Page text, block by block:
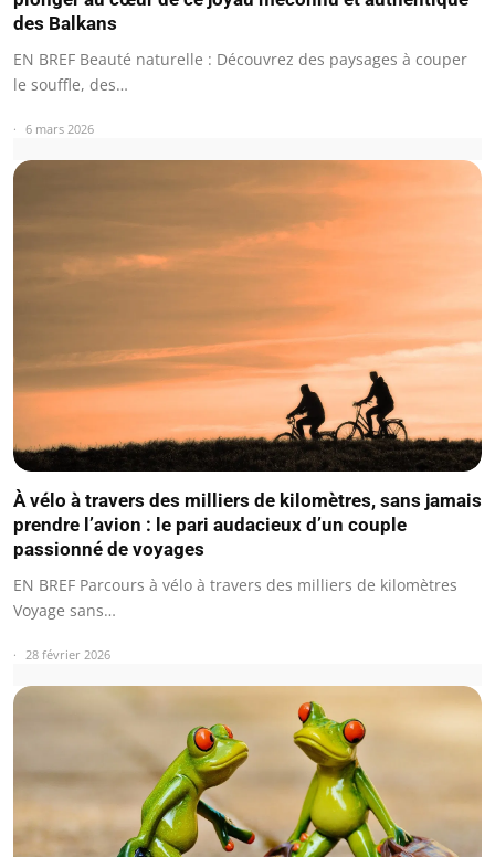
des Balkans
EN BREF Beauté naturelle : Découvrez des paysages à couper
le souffle, des…
6 mars 2026
À vélo à travers des milliers de kilomètres, sans jamais
prendre l’avion : le pari audacieux d’un couple
passionné de voyages
EN BREF Parcours à vélo à travers des milliers de kilomètres
Voyage sans…
28 février 2026